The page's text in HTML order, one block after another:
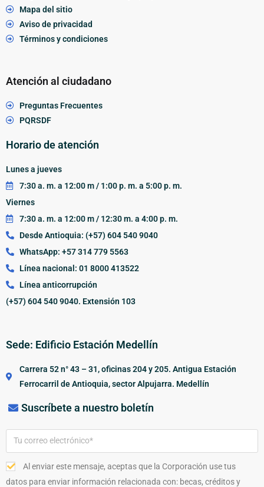
Mapa del sitio
Aviso de privacidad
Términos y condiciones
Atención al ciudadano
Preguntas Frecuentes
PQRSDF
Horario de atención
Lunes a jueves
7:30 a. m. a 12:00 m / 1:00 p. m. a 5:00 p. m.
Viernes
7:30 a. m. a 12:00 m / 12:30 m. a 4:00 p. m.
Desde Antioquia: (+57) 604 540 9040
WhatsApp: +57 314 779 5563
Línea nacional: 01 8000 413522
Línea anticorrupción
(+57) 604 540 9040. Extensión 103
Sede: Edificio Estación Medellín
Carrera 52 n° 43 – 31, oficinas 204 y 205. Antigua Estación
Ferrocarril de Antioquia, sector Alpujarra. Medellín
Suscríbete a nuestro boletín
Al enviar este mensaje, aceptas que la Corporación use tus
datos para enviar información relacionada con: becas, créditos y